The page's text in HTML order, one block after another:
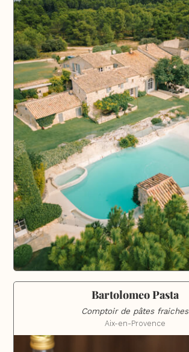
Bartolomeo Pasta
Comptoir de pâtes fraiches
Aix-en-Provence